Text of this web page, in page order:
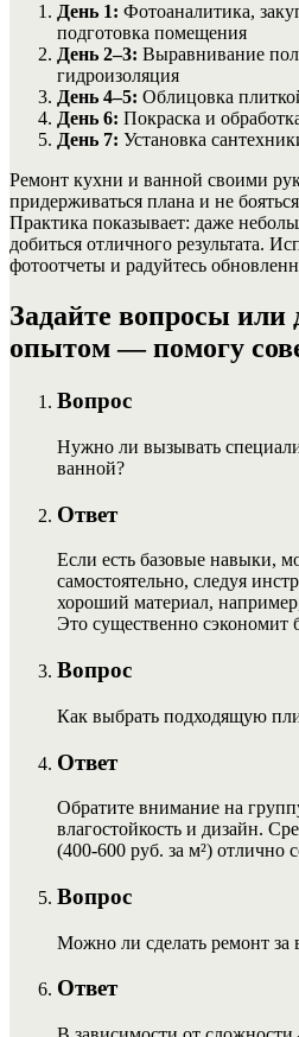
День 1: Фотоаналитика,
подготовка помещения
День 2–3: Выравнивание
гидроизоляция
День 4–5: Облицовка
День 6: Покраска и
День 7: Установка
Ремонт кухни и ванной своими
придерживаться плана и не
Практика показывает: даже
добиться отличного результата.
фотоотчеты и радуйтесь
Задайте вопросы или
опытом — помогу
Вопрос
Нужно ли вызывать
ванной?
Ответ
Если есть базовые навыки,
самостоятельно, следуя
хороший материал,
Это существенно сэкономит
Вопрос
Как выбрать подходящую
Ответ
Обратите внимание на
влагостойкость и дизайн.
(400-600 руб. за м²) отлично
Вопрос
Можно ли сделать ремонт за
Ответ